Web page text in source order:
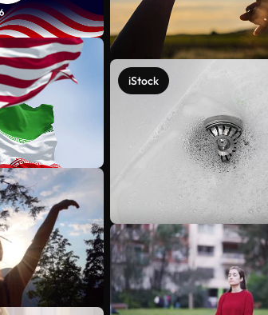
iStock
Meer bekijken